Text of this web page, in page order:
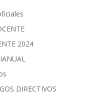
2024
DIRECTIVOS